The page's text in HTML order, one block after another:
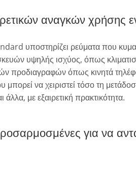
αναγκών χρήσης
υποστηρίζει ρεύματα που
υψηλής ισχύος, όπως
προδιαγραφών όπως κινητά
να χειριστεί τόσο τη
με εξαιρετική πρακτικότητα.
για να